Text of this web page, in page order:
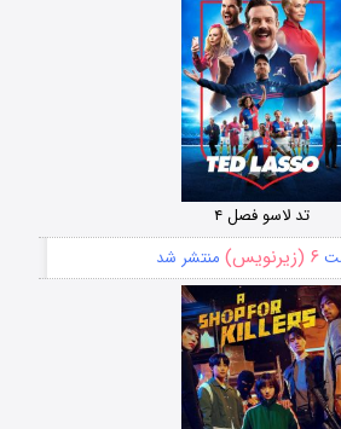
تد لاسو فصل ۴
۶ (زیرنویس) منتشر شد